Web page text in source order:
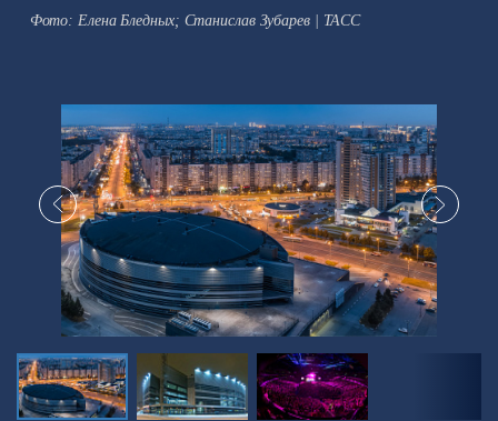
Фото: Елена Бледных; Станислав Зубарев | ТАСС